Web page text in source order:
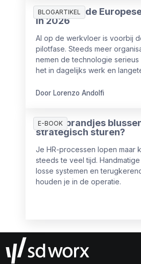
BLOGARTIKEL
AI in HR op de
in 2026
AI op de werkvloer is voorbij
pilotfase. Steeds meer
nemen de technologie
het in dagelijks werk en
dat het ook iets oplevert.
Door Lorenzo Andolfi
E-BOOK
Blijf je brandjes
strategisch sturen?
Je HR-processen lopen maar
steeds te veel tijd. Handmatige
losse systemen en
houden je in de operatie.